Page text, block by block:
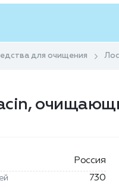
для очищения
Россия
730